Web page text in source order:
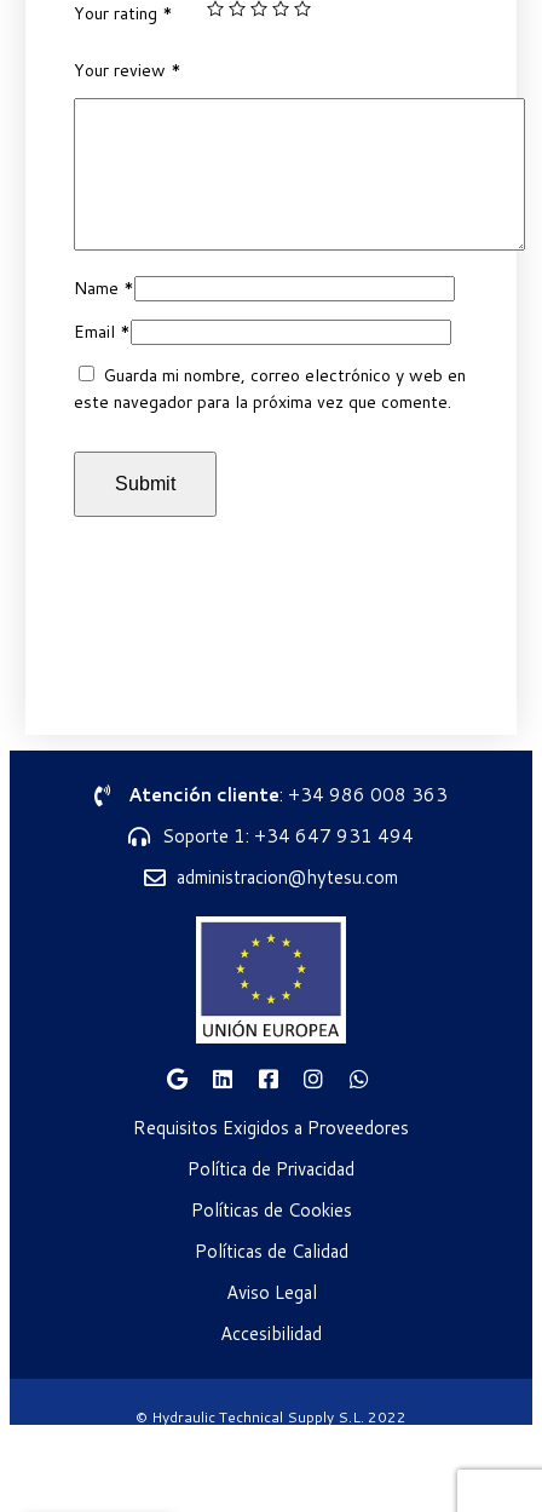
Your rating *
Your review *
Name *
Email *
Guarda mi nombre, correo electrónico y web en
este navegador para la próxima vez que comente.
Atención cliente: +34 986 008 363
Soporte 1: +34 647 931 494
administracion@hytesu.com
Requisitos Exigidos a Proveedores
Política de Privacidad
Políticas de Cookies
Políticas de Calidad
Aviso Legal
Accesibilidad
© Hydraulic Technical Supply S.L. 2022